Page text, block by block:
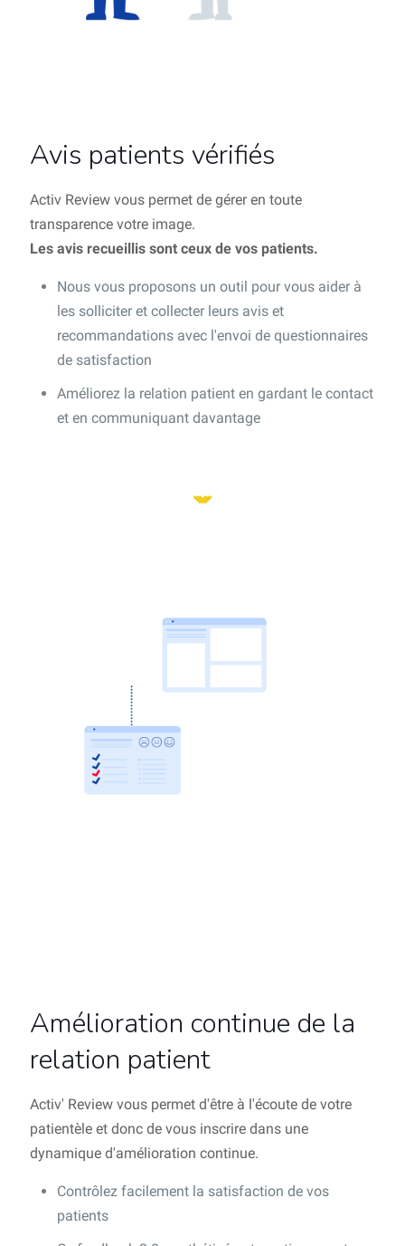
Avis patients vérifiés
Activ Review vous permet de gérer en toute
transparence votre image.
Les avis recueillis sont ceux de vos patients.
Nous vous proposons un outil pour vous aider à
les solliciter et collecter leurs avis et
recommandations avec l'envoi de questionnaires
de satisfaction
Améliorez la relation patient en gardant le contact
et en communiquant davantage
Amélioration continue de la
relation patient
Activ' Review vous permet d'être à l'écoute de votre
patientèle et donc de vous inscrire dans une
dynamique d'amélioration continue.
Contrôlez facilement la satisfaction de vos
patients